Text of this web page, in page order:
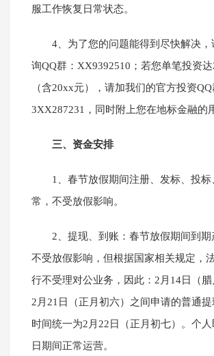
服工作恢复日常状态。
4、为了您的问题能得到尽快解决，
询QQ群：XX9392510；若您单笔投资
（含20xx元），请加我们的官方投资QQ
3XX287231，同时附上您在地标金融的
三、资金安排
1、春节放假期间注册、发标、投标
常，不受放假影响。
2、提现、到账：春节放假期间到期
不受放假影响，但根据国家相关规定，
行不受理对公业务，因此：2月14日（
2月21日（正月初六）之间申请的普通
时间统一为2月22日（正月初七）。个
日期间正常运营。